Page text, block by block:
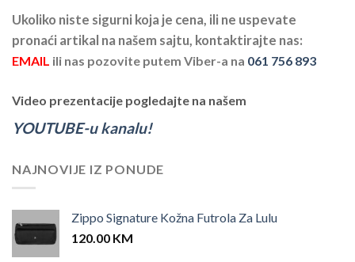
Ukoliko niste sigurni koja je cena, ili ne uspevate
pronaći artikal na našem sajtu, kontaktirajte nas:
EMAIL ili nas pozovite putem Viber-a na 061 756 893
Video prezentacije pogledajte na našem
YOUTUBE-u kanalu!
NAJNOVIJE IZ PONUDE
Zippo Signature Kožna Futrola Za Lulu
120.00 KM